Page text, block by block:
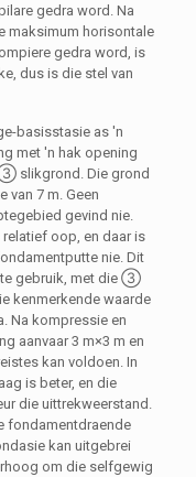
gedra word. Na
maksimum horisontale
gedra word, is
dus is die stel van
basisstasie as 'n
met 'n hak opening
③ slikgrond. Die grond
van 7 m. Geen
gevind nie.
oop, en daar is
nie. Dit
te gebruik, met die ③
kenmerkende waarde
Na kompressie en
aanvaar 3 m×3 m en
kan voldoen. In
is beter, en die
die uittrekweerstand.
fondamentdraende
kan uitgebrei
om die selfgewig